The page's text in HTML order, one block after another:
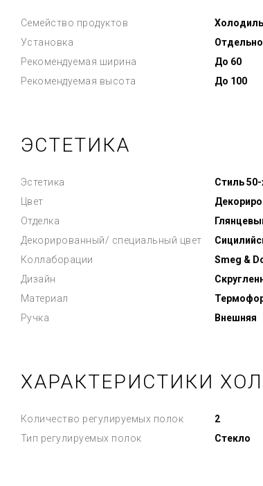
Семейство продуктов
Установка
Рекомендуемая ширина
До 60
Рекомендуемая высота
До 100
ЭСТЕТИКА
Эстетика
Стиль 50-
Цвет
Отделка
Декорированный/ специальный цвет
Коллаборации
Smeg &
Дизайн
Материал
Ручка
Внешняя
ХАРАКТЕРИСТИКИ
Количество регулируемых полок
2
Тип регулируемых полок
Стекло